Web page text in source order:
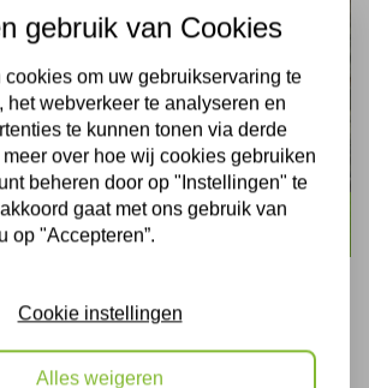
gebruik van Cookies
om uw gebruikservaring te
het webverkeer te analyseren en
te kunnen tonen via derde
over hoe wij cookies gebruiken
beheren door op "Instellingen" te
gaat met ons gebruik van
op "Accepteren”.
Cookie instellingen
Alles weigeren